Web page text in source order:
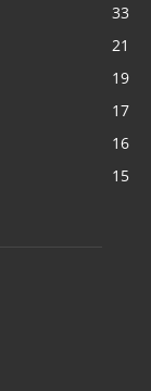
33
21
19
17
16
15